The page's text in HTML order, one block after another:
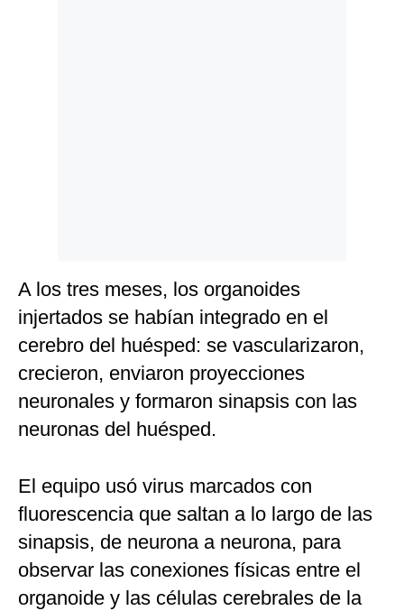
A los tres meses, los organoides
injertados se habían integrado en el
cerebro del huésped: se vascularizaron,
crecieron, enviaron proyecciones
neuronales y formaron sinapsis con las
neuronas del huésped.
El equipo usó virus marcados con
fluorescencia que saltan a lo largo de las
sinapsis, de neurona a neurona, para
observar las conexiones físicas entre el
organoide y las células cerebrales de la